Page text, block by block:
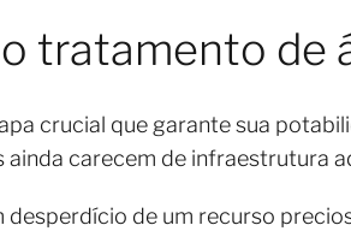
tratamento de
crucial que garante sua
ainda carecem de infraestrutura
desperdício de um recurso